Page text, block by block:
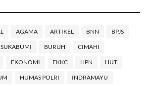
AGAMA ARTIKEL BNN BPJS
SUKABUMI BURUH CIMAHI
EKONOMI FKKC HPN HUT
HUMAS POLRI INDRAMAYU